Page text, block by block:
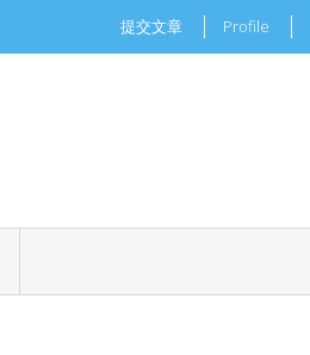
提交文章 Profile